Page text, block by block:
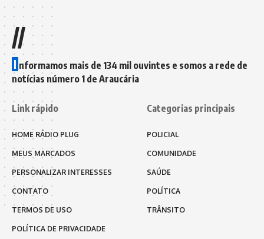
//
I nformamos mais de 134 mil ouvintes e somos a rede de
notícias número 1 de Araucária
Link rápido
HOME RÁDIO PLUG
MEUS MARCADOS
PERSONALIZAR INTERESSES
CONTATO
TERMOS DE USO
POLÍTICA DE PRIVACIDADE
Categorias principais
POLICIAL
COMUNIDADE
SAÚDE
POLÍTICA
TRÂNSITO